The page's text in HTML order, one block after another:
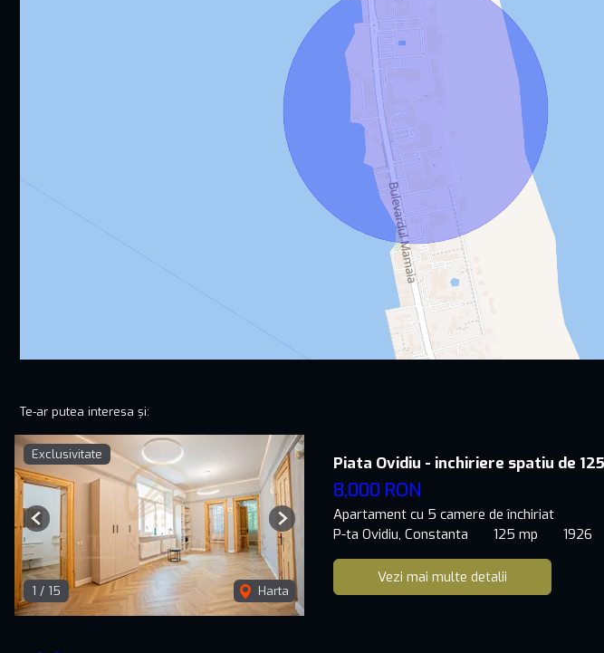
Te-ar putea interesa și:
Exclusivitate
1 / 15 Harta
Previous Next
Piata Ovidiu - inchiriere spatiu de
8,000 RON
Apartament cu 5 camere de închiriat
P-ta Ovidiu, Constanta
125 mp 1926
Vezi mai multe detalii